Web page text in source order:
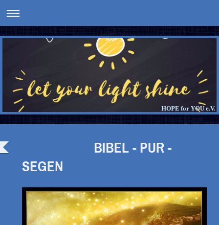
HOPE for YOU e.V.
BIBEL - PUR -
SEGEN